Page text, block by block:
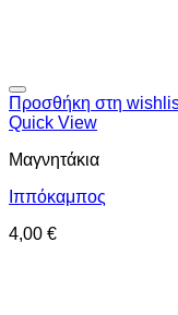
Προσθήκη στη
Quick View
Μαγνητάκια
Ιππόκαμπος
4,00 €